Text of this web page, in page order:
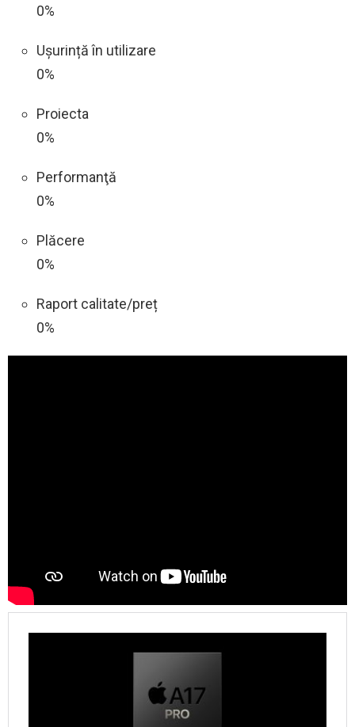
0%
Ușurință în utilizare
0%
Proiecta
0%
Performanţă
0%
Plăcere
0%
Raport calitate/preț
0%